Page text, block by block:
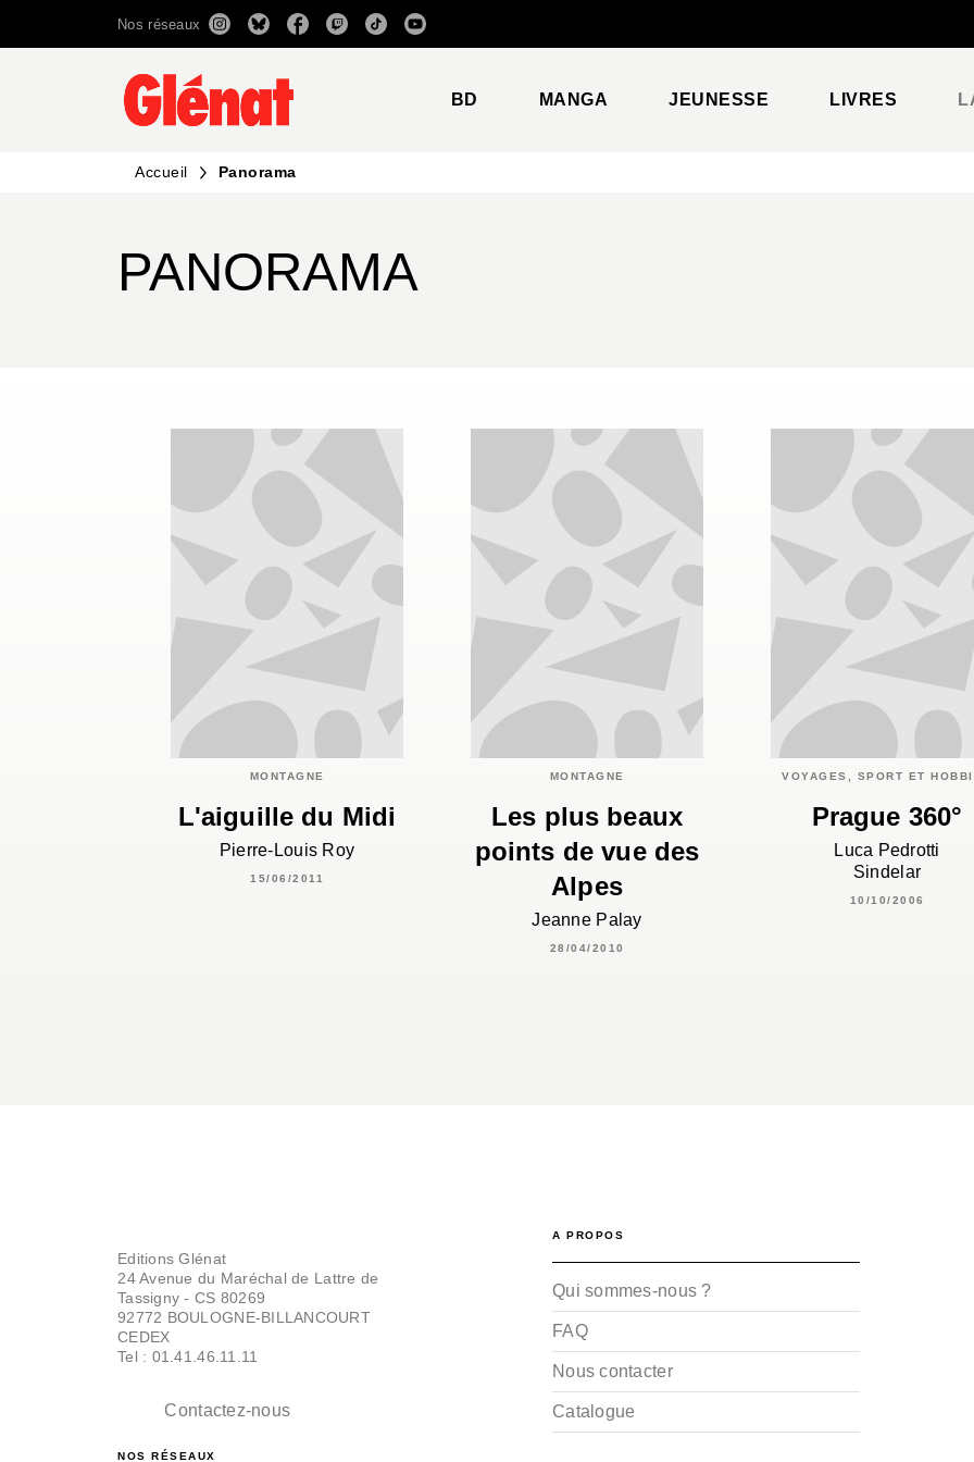
RECHERCHE CONTENU
Nos réseaux
BD MANGA JEUNESSE LIVRES
Accueil Panorama
PANORAMA
MONTAGNE
L'aiguille du Midi
Pierre-Louis Roy
15/06/2011
MONTAGNE
Les plus beaux
points de vue des
Alpes
Jeanne Palay
28/04/2010
VOYAGES, SPORT ET
Prague 360°
Luca Pedrotti
Sindelar
10/10/2006
Editions Glénat
24 Avenue du Maréchal de Lattre de
Tassigny - CS 80269
92772 BOULOGNE-BILLANCOURT
CEDEX
Tel : 01.41.46.11.11
Contactez-nous
NOS RÉSEAUX
A PROPOS
Qui sommes-nous ?
FAQ
Nous contacter
Catalogue